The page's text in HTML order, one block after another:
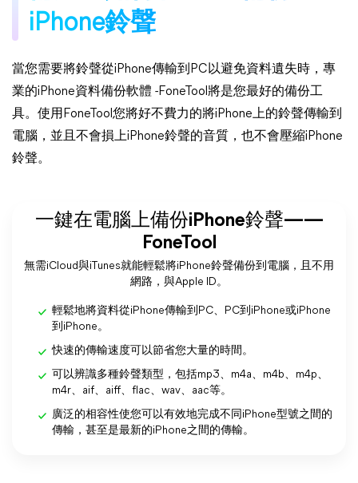
iPhone鈴聲
當您需要將鈴聲從iPhone傳輸到PC以避免資料遺失時，專
業的iPhone資料備份軟體 -FoneTool將是您最好的備份工
具。使用FoneTool您將好不費力的將iPhone上的鈴聲傳輸到
電腦，並且不會損上iPhone鈴聲的音質，也不會壓縮iPhone
鈴聲。
一鍵在電腦上備份iPhone鈴聲——
FoneTool
無需iCloud與iTunes就能輕鬆將iPhone鈴聲備份到電腦，且不用
網路，與Apple ID。
輕鬆地將資料從iPhone傳輸到PC、PC到iPhone或iPhone
到iPhone。
快速的傳輸速度可以節省您大量的時間。
可以辨識多種鈴聲類型，包括mp3、m4a、m4b、m4p、
m4r、aif、aiff、flac、wav、aac等。
廣泛的相容性使您可以有效地完成不同iPhone型號之間的
傳輸，甚至是最新的iPhone之間的傳輸。